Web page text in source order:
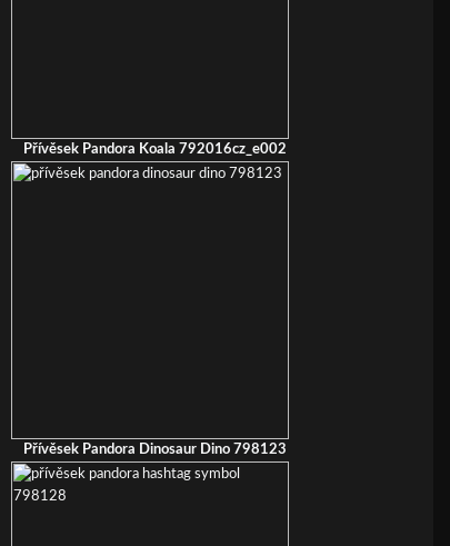
Přívěsek Pandora Koala 792016cz_e002
Přívěsek Pandora Dinosaur Dino 798123